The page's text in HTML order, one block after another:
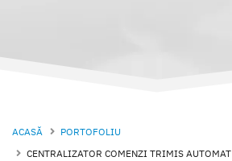
ACASĂ
PORTOFOLIU
CENTRALIZATOR COMENZI TRIMIS